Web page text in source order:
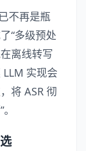
不再是瓶
“多级预处
离线转写
实现会
将 ASR 彻